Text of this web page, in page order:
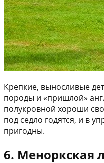
Крепкие, выносливые
породы и «пришлой»
полукровной хороши
под седло годятся, и в
пригодны.
6. Меноркская